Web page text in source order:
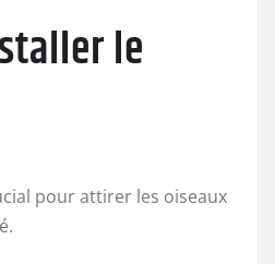
le
pour attirer les oiseaux